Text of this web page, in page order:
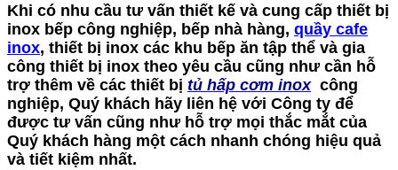
Khi có nhu cầu tư vấn thiết kế và cung cấp thiết bị
inox bếp công nghiệp, bếp nhà hàng, quầy cafe
inox, thiết bị inox các khu bếp ăn tập thể và gia
công thiết bị inox theo yêu cầu cũng như cần hỗ
trợ thêm về các thiết bị tủ hấp cơm inoxcông
nghiệp, Quý khách hãy liên hệ với Công ty để
được tư vấn cũng như hỗ trợ mọi thắc mắt của
Quý khách hàng một cách nhanh chóng hiệu quả
và tiết kiệm nhất.